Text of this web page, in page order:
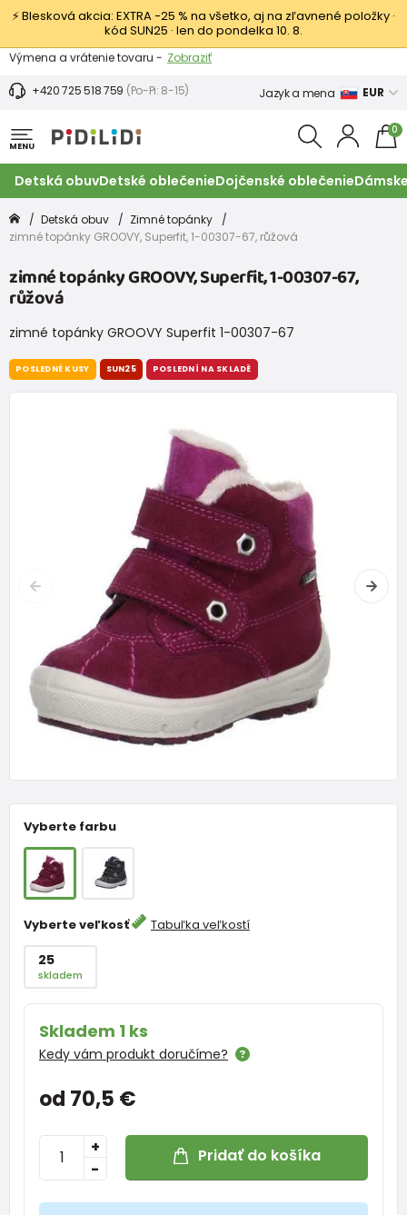
⚡ Blesková akcia: EXTRA −25 % na všetko, aj na zľavnené položky ·
kód SUN25 · len do pondelka 10. 8.
Výmena a vrátenie tovaru - Zobraziť
Zľava 3,80 EUR na prvý nákup - Podmienky
+420 725 518 759 (Po-Pi: 8-15) Jazyk a mena EUR
MENU
0
Detská obuvDetské oblečenieDojčenské oblečenie
Detská obuv
Zimné topánky
zimné topánky GROOVY, Superfit, 1-00307-67, růžová
zimné topánky GROOVY, Superfit, 1-00307-67,
růžová
zimné topánky GROOVY Superfit 1-00307-67
Vyberte farbu
Vyberte veľkosť Tabuľka veľkostí
25
skladem
Skladem 1 ks
Kedy vám produkt doručíme?
od 70,5 €
-
+ Pridať do košíka
POSLEDNÉ KUSY SUN25 POSLEDNÍ NA SKLADĚ